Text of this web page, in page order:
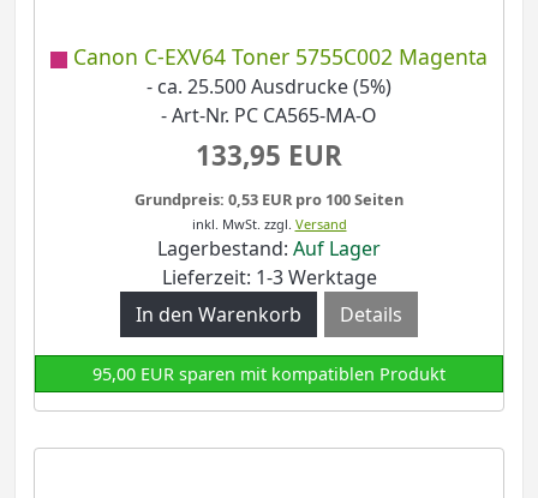
Canon C-EXV64 Toner 5755C002 Magenta
- ca. 25.500 Ausdrucke (5%)
- Art-Nr. PC CA565-MA-O
133,95 EUR
Grundpreis: 0,53 EUR pro 100 Seiten
inkl. MwSt. zzgl. Versand
Lagerbestand: Auf Lager
Lieferzeit: 1-3 Werktage
Details
95,00 EUR sparen mit kompatiblen Produkt